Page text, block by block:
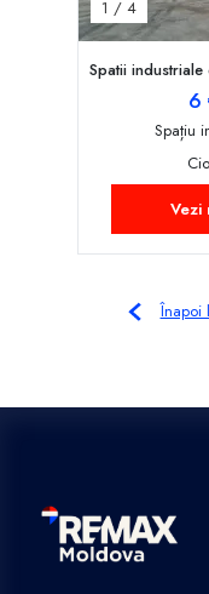
1 / 4
Spatii
6
Spațiu
Vezi
Înapoi